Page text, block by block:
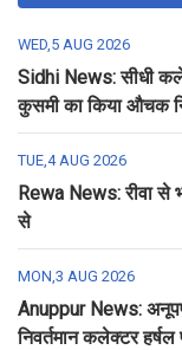
WED,5 AUG 2026
Sidhi News: सीधी
कुसमी का किया औचक
TUE,4 AUG 2026
Rewa News: रीवा से
से
MON,3 AUG 2026
Anuppur News:
निवर्तमान कलेक्टर हर्षल